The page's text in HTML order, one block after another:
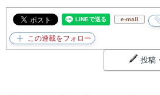
e-mail
投稿